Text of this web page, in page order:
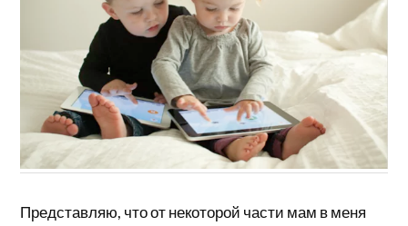
Представляю, что от некоторой части мам в меня